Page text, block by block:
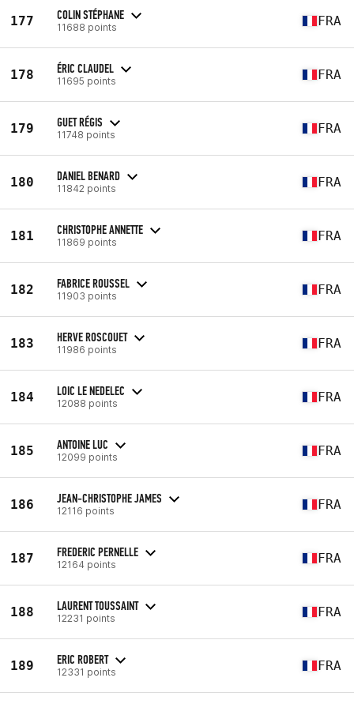
177 COLIN STÉPHANE
11688 points FRA
178 ÉRIC CLAUDEL
11695 points FRA
179 GUET RÉGIS
11748 points FRA
180 DANIEL BENARD
11842 points FRA
181 CHRISTOPHE ANNETTE
11869 points FRA
182 FABRICE ROUSSEL
11903 points FRA
183 HERVE ROSCOUET
11986 points FRA
184 LOIC LE NEDELEC
12088 points FRA
185 ANTOINE LUC
12099 points FRA
186 JEAN-CHRISTOPHE JAMES
12116 points FRA
187 FREDERIC PERNELLE
12164 points FRA
188 LAURENT TOUSSAINT
12231 points FRA
189 ERIC ROBERT
12331 points FRA